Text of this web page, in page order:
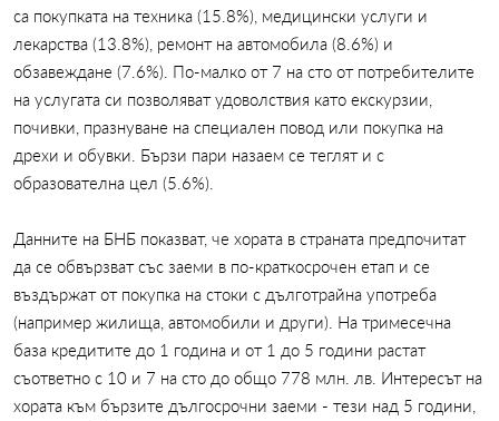
са покупката на техника (15.8%), медицински услуги и
лекарства (13.8%), ремонт на автомобила (8.6%) и
обзавеждане (7.6%). По-малко от 7 на сто от потребителите
на услугата си позволяват удоволствия като екскурзии,
почивки, празнуване на специален повод или покупка на
дрехи и обувки. Бързи пари назаем се теглят и с
образователна цел (5.6%).
Данните на БНБ показват, че хората в страната предпочитат
да се обвързват със заеми в по-краткосрочен етап и се
въздържат от покупка на стоки с дълготрайна употреба
(например жилища, автомобили и други). На тримесечна
база кредитите до 1 година и от 1 до 5 години растат
съответно с 10 и 7 на сто до общо 778 млн. лв. Интересът на
хората към бързите дългосрочни заеми - тези над 5 години,